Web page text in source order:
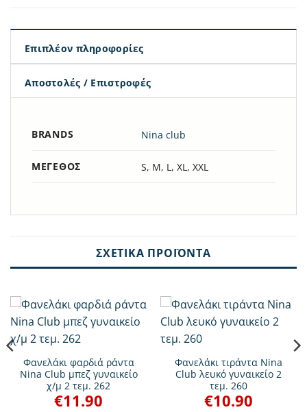
Επιπλέον πληροφορίες
Αποστολές / Επιστροφές
BRANDS Nina club
ΜΈΓΕΘΟΣ S, M, L, XL, XXL
ΣΧΕΤΙΚΆ ΠΡΟΪΌΝΤΑ
Φανελάκι φαρδιά ράντα
Nina Club μπεζ γυναικείο
χ/μ 2 τεμ. 262
€11.90
Φανελάκι τιράντα Nina
Club λευκό γυναικείο 2
τεμ. 260
€10.90